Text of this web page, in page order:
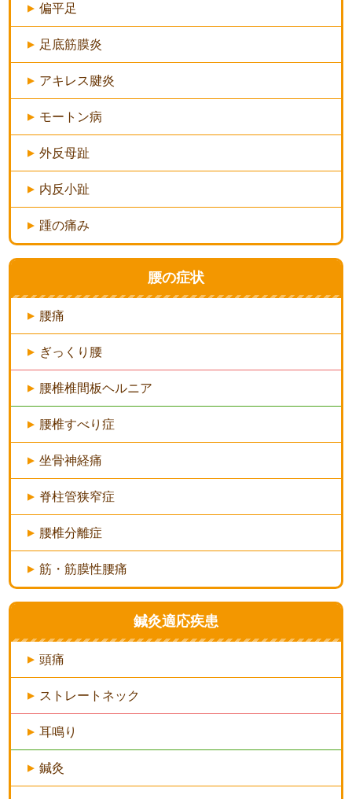
偏平足
足底筋膜炎
アキレス腱炎
モートン病
外反母趾
内反小趾
踵の痛み
腰の症状
腰痛
ぎっくり腰
腰椎椎間板ヘルニア
腰椎すべり症
坐骨神経痛
脊柱管狭窄症
腰椎分離症
筋・筋膜性腰痛
鍼灸適応疾患
頭痛
ストレートネック
耳鳴り
鍼灸